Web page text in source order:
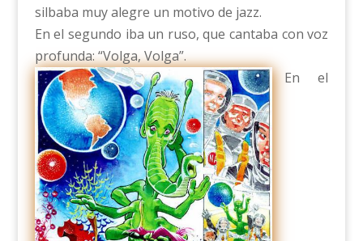
silbaba muy alegre un motivo de jazz.
En el segundo iba un ruso, que cantaba con voz
profunda: “Volga, Volga”.
En el